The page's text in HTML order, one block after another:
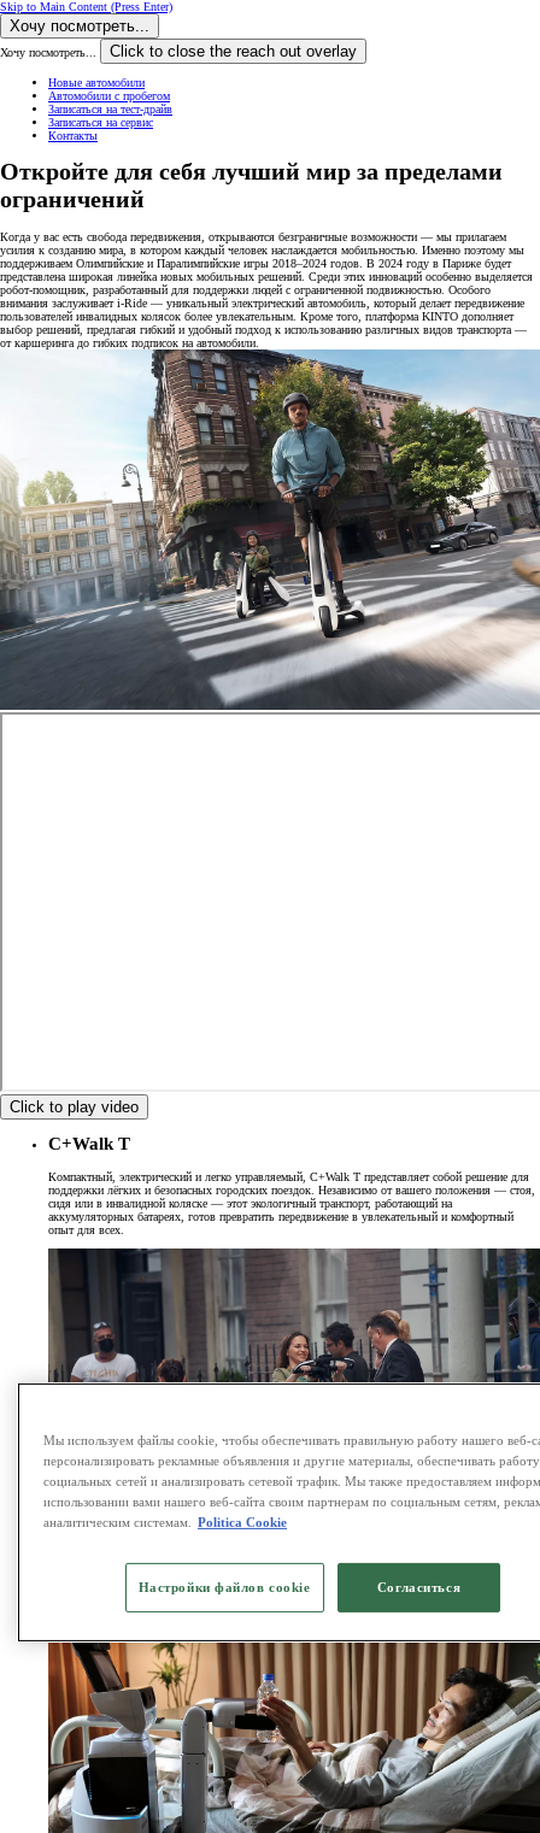
Skip to Main Content (Press Enter)
Хочу посмотреть...
Хочу посмотреть... Click to close the reach out overlay
Новые автомобили
Автомобили с пробегом
Записаться на тест-драйв
Записаться на сервис
Контакты
Откройте для себя лучший мир за пределами
ограничений
Когда у вас есть свобода передвижения, открываются безграничные возможности — мы прилагаем
усилия к созданию мира, в котором каждый человек наслаждается мобильностью. Именно поэтому мы
поддерживаем Олимпийские и Паралимпийские игры 2018–2024 годов. В 2024 году в Париже будет
представлена широкая линейка новых мобильных решений. Среди этих инноваций особенно выделяется
робот-помощник, разработанный для поддержки людей с ограниченной подвижностью. Особого
внимания заслуживает i-Ride — уникальный электрический автомобиль, который делает передвижение
пользователей инвалидных колясок более увлекательным. Кроме того, платформа KINTO дополняет
выбор решений, предлагая гибкий и удобный подход к использованию различных видов транспорта —
от каршеринга до гибких подписок на автомобили.
Click to play video
C+Walk T
Компактный, электрический и легко управляемый, C+Walk T представляет собой решение для
поддержки лёгких и безопасных городских поездок. Независимо от вашего положения — стоя,
сидя или в инвалидной коляске — этот экологичный транспорт, работающий на
аккумуляторных батареях, готов превратить передвижение в увлекательный и комфортный
опыт для всех.
Мы используем файлы cookie, чтобы обеспечивать правильную работу нашего веб-
персонализировать рекламные объявления и другие материалы, обеспечивать
социальных сетей и анализировать сетевой трафик. Мы также предоставляем
использовании вами нашего веб-сайта своим партнерам по социальным сетям,
аналитическим системам.
Politica Cookie
Настройки файлов cookie Согласиться